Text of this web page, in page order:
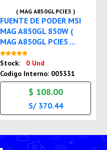
( MAG A850GL PCIE5 )
FUENTE DE PODER MSI
MAG A850GL 850W (
MAG A850GL PCIE5 ...
Stock:
0 Und
Codigo Interno: 005331
$ 108.00
S/ 370.44